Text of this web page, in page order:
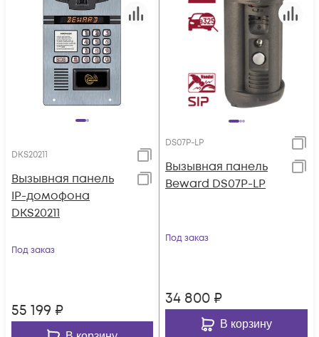
DKS20211
Вызывная панель
IP-домофона
DKS20211
Под заказ
55 199 ₽
DS07P-LP
Вызывная панель
Beward DS07P-LP
Под заказ
34 800 ₽
В корзину